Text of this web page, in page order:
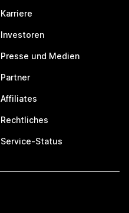
Karriere
Investoren
Presse und Medien
Partner
Affiliates
Rechtliches
Service-Status